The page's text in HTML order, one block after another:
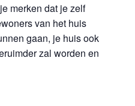
merken dat je zelf
van het huis
gaan, je huis ook
zal worden en